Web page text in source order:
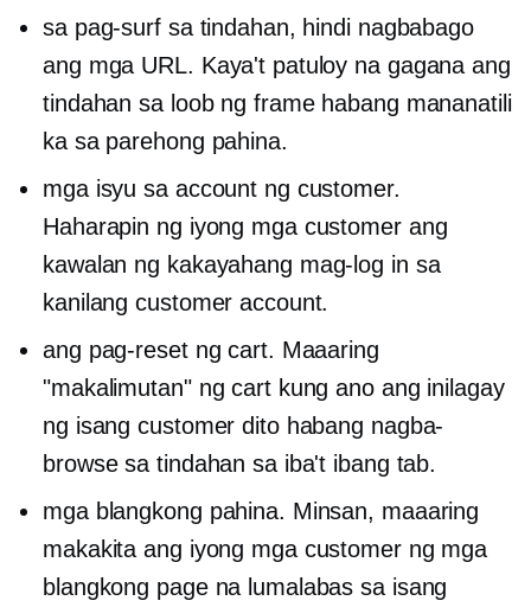
sa pag-surf sa tindahan, hindi nagbabago
ang mga URL. Kaya't patuloy na gagana ang
tindahan sa loob ng frame habang mananatili
ka sa parehong pahina.
mga isyu sa account ng customer.
Haharapin ng iyong mga customer ang
kawalan ng kakayahang mag-log in sa
kanilang customer account.
ang pag-reset ng cart. Maaaring
"makalimutan" ng cart kung ano ang inilagay
ng isang customer dito habang nagba-
browse sa tindahan sa iba't ibang tab.
mga blangkong pahina. Minsan, maaaring
makakita ang iyong mga customer ng mga
blangkong page na lumalabas sa isang